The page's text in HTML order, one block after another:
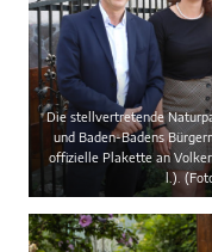
Die stellvertretende
und Baden-Badens
offizielle Plakette an
l.).